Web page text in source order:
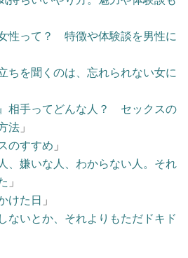
性って？ 特徴や体験談を男性に
ちを聞くのは、忘れられない女に
相手ってどんな人？ セックスの
法 」
のすすめ 」
、嫌いな人、わからない人。それ
」
けた日 」
ないとか、それよりもただドキド